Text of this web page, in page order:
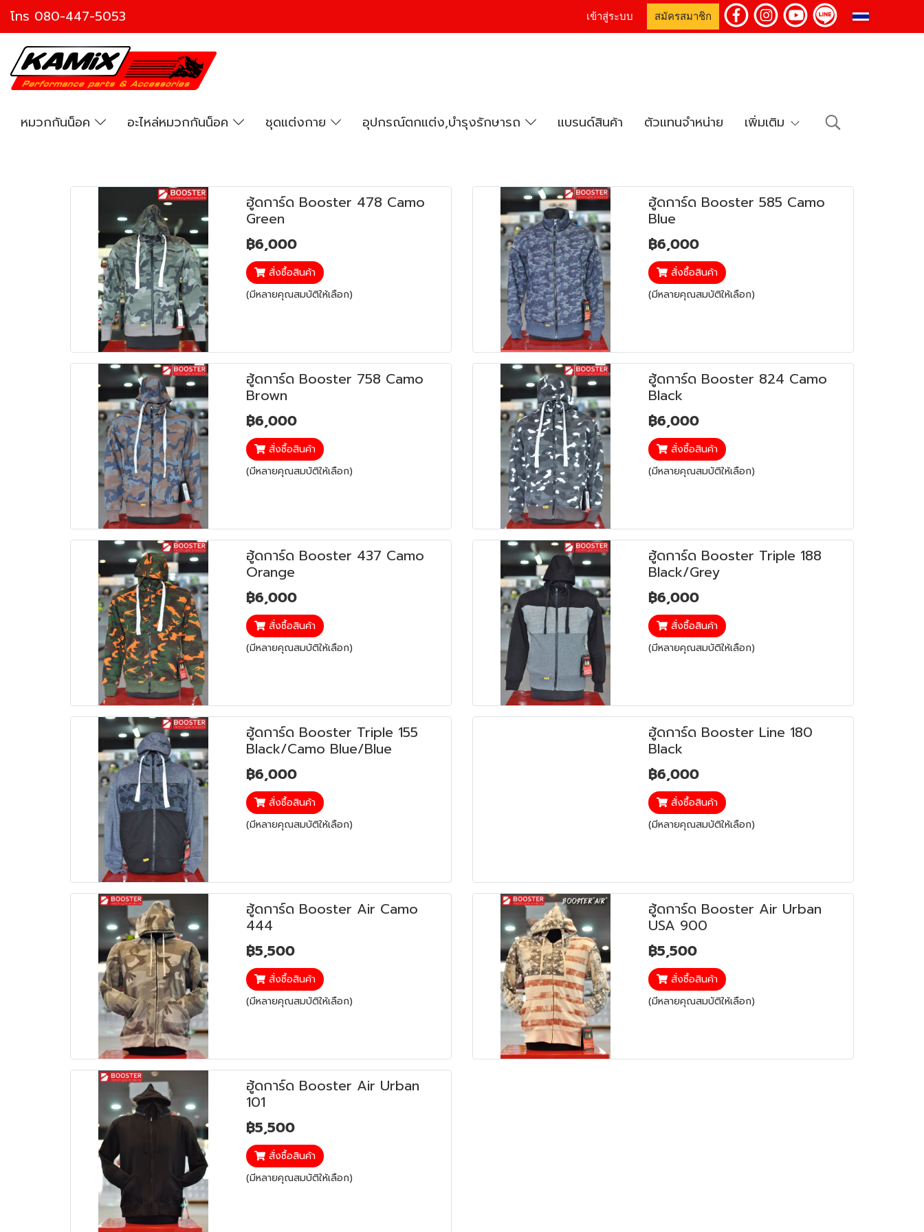
โทร 080-447-5053 เข้าสู่ระบบ สมัครสมาชิก
หมวกกันน็อค อะไหล่หมวกกันน็อค ชุดแต่งกาย อุปกรณ์ตกแต่ง,บำรุงรักษารถ แบรนด์สินค้า ตัวแทนจำหน่าย เพิ่มเติม
ฮู้ดการ์ด Booster 478 Camo
Green
฿6,000
สั่งซื้อสินค้า
(มีหลายคุณสมบัติให้เลือก)
ฮู้ดการ์ด Booster 585 Camo
Blue
฿6,000
สั่งซื้อสินค้า
(มีหลายคุณสมบัติให้เลือก)
ฮู้ดการ์ด Booster 758 Camo
Brown
฿6,000
สั่งซื้อสินค้า
(มีหลายคุณสมบัติให้เลือก)
ฮู้ดการ์ด Booster 824 Camo
Black
฿6,000
สั่งซื้อสินค้า
(มีหลายคุณสมบัติให้เลือก)
ฮู้ดการ์ด Booster 437 Camo
Orange
฿6,000
สั่งซื้อสินค้า
(มีหลายคุณสมบัติให้เลือก)
ฮู้ดการ์ด Booster Triple 188
Black/Grey
฿6,000
สั่งซื้อสินค้า
(มีหลายคุณสมบัติให้เลือก)
ฮู้ดการ์ด Booster Triple 155
Black/Camo Blue/Blue
฿6,000
สั่งซื้อสินค้า
(มีหลายคุณสมบัติให้เลือก)
ฮู้ดการ์ด Booster Line 180
Black
฿6,000
สั่งซื้อสินค้า
(มีหลายคุณสมบัติให้เลือก)
ฮู้ดการ์ด Booster Air Camo
444
฿5,500
สั่งซื้อสินค้า
(มีหลายคุณสมบัติให้เลือก)
ฮู้ดการ์ด Booster Air Urban
USA 900
฿5,500
สั่งซื้อสินค้า
(มีหลายคุณสมบัติให้เลือก)
ฮู้ดการ์ด Booster Air Urban
101
฿5,500
สั่งซื้อสินค้า
(มีหลายคุณสมบัติให้เลือก)